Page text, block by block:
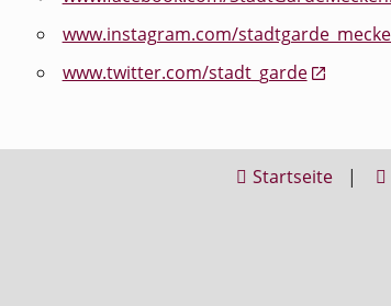
www.instagram.com/
www.twitter.com/stadt_garde
Startseite |